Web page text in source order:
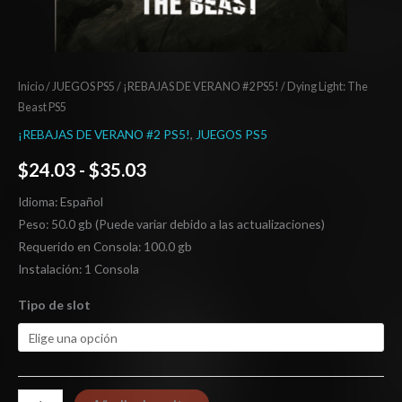
Inicio/ JUEGOS PS5 / ¡REBAJAS DE VERANO #2 PS5! / Dying Light: The
Beast PS5
¡REBAJAS DE VERANO #2 PS5!, JUEGOS PS5
$24.03 - $35.03
Idioma: Español
Peso: 50.0 gb (Puede variar debido a las actualizaciones)
Requerido en Consola: 100.0 gb
Instalación: 1 Consola
Tipo de slot